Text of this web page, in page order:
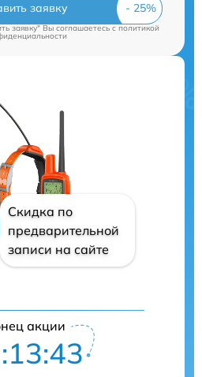
заявку
заявку" Вы соглашаетесь cполитикой
Скидка по
предварительной
записи на сайте
акции